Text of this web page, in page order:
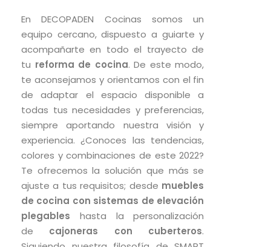
En DECOPADEN Cocinas somos un
equipo cercano, dispuesto a guiarte y
acompañarte en todo el trayecto de
tu reforma de cocina. De este modo,
te aconsejamos y orientamos con el fin
de adaptar el espacio disponible a
todas tus necesidades y preferencias,
siempre aportando nuestra visión y
experiencia. ¿Conoces las tendencias,
colores y combinaciones de este 2022?
Te ofrecemos la solución que más se
ajuste a tus requisitos; desde muebles
de cocina con sistemas de elevación
plegables hasta la personalización
de cajoneras con cuberteros.